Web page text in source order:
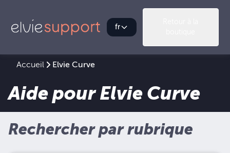
fr
Accueil Elvie Curve
Aide pour Elvie Curve
Rechercher par rubrique